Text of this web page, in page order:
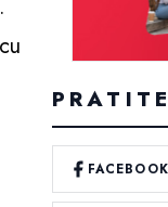
FACEBOOK